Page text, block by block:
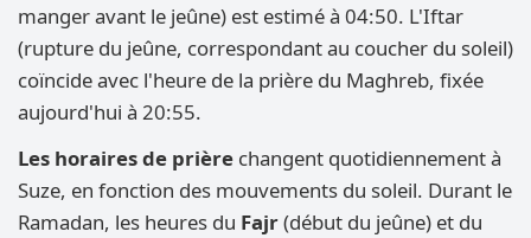
manger avant le jeûne) est estimé à 04:50. L'Iftar
(rupture du jeûne, correspondant au coucher du soleil)
coïncide avec l'heure de la prière du Maghreb, fixée
aujourd'hui à 20:55.
Les horaires de prière changent quotidiennement à
Suze, en fonction des mouvements du soleil. Durant le
Ramadan, les heures du Fajr(début du jeûne) et du